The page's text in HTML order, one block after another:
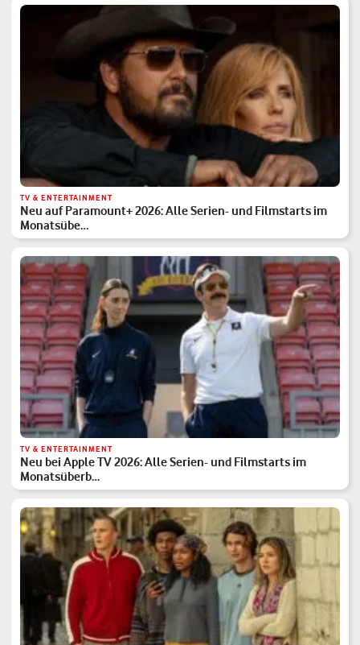
TV & ENTERTAINMENT
Neu auf Paramount+ 2026: Alle Serien- und Filmstarts im
Monatsübe…
TV & ENTERTAINMENT
Neu bei Apple TV 2026: Alle Serien- und Filmstarts im
Monatsüberb…